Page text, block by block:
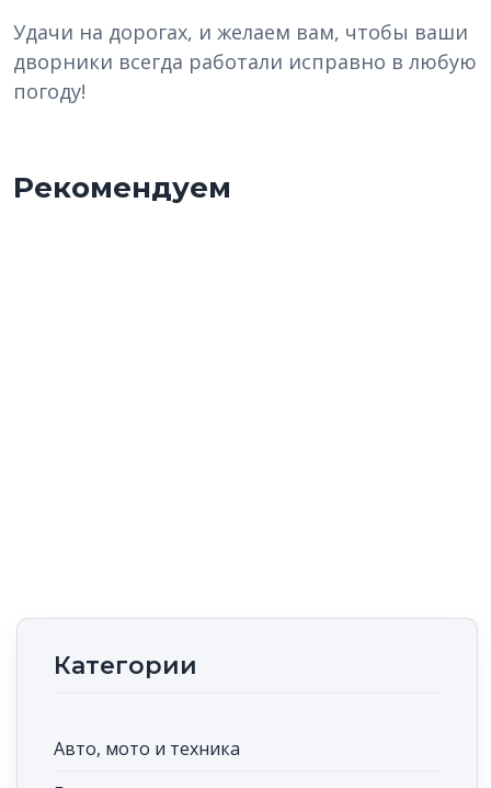
Удачи на дорогах, и желаем вам, чтобы ваши
дворники всегда работали исправно в любую
погоду!
Рекомендуем
Категории
Авто, мото и техника